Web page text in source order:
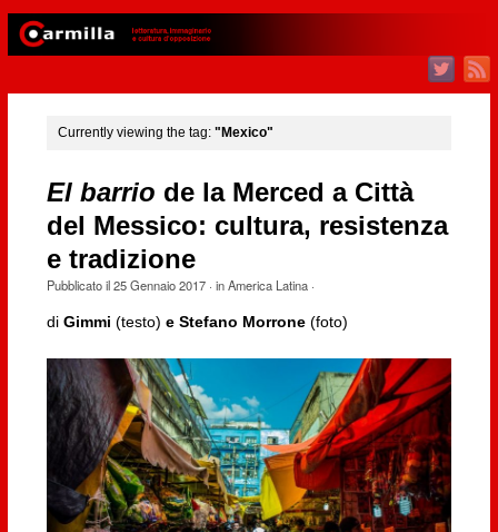
Currently viewing the tag: "Mexico"
El barrio de la Merced a Città
del Messico: cultura, resistenza
e tradizione
Pubblicato il25 Gennaio 2017· inAmerica Latina·
di Gimmi (testo) e Stefano Morrone(foto)